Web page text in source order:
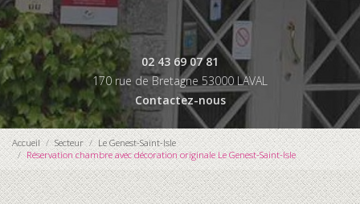
02 43 69 07 81
170 rue de Bretagne 53000 LAVAL
Contactez-nous
Accueil Secteur
Le Genest-Saint-Isle
Réservation chambre avec décoration originale Le Genest-Saint-Isle